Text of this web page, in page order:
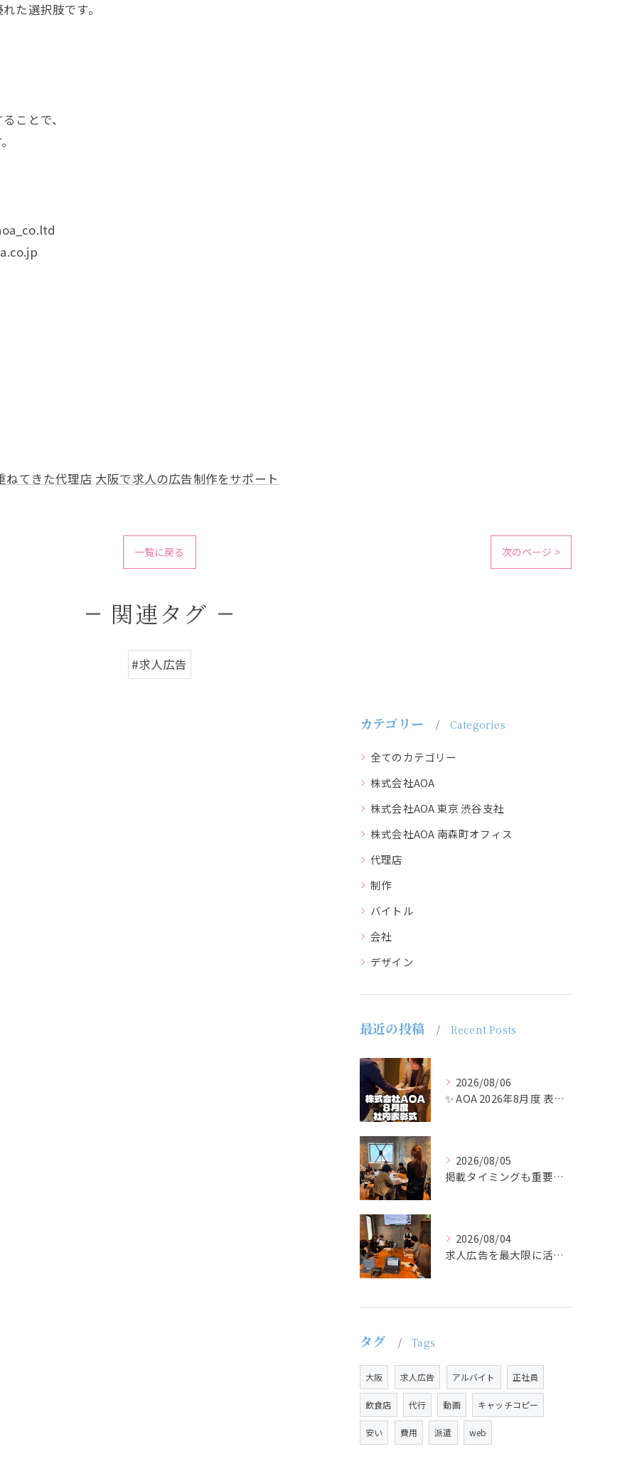
た選択肢です。
ことで、
ねてきた代理店 大阪で求人の広告制作をサポート
一覧に戻る 次のページ >
関連タグ
#求人広告
カテゴリー Categories
全てのカテゴリー
株式会社AOA
株式会社AOA 東京 渋谷支社
株式会社AOA 南森町オフィス
代理店
制作
バイトル
会社
デザイン
最近の投稿 Recent Posts
2026/08/06
✨ AOA 2026年8月度 表彰式レポート ✨
2026/08/05
掲載タイミングも重要で、業界動向や求職者の活動時期に合わせて...
2026/08/04
求人広告を最大限に活用するためには、ターゲット設定の精度を高...
タグ Tags
大阪 求人広告 アルバイト 正社員
飲食店 代行 動画 キャッチコピー
安い 費用 派遣 web